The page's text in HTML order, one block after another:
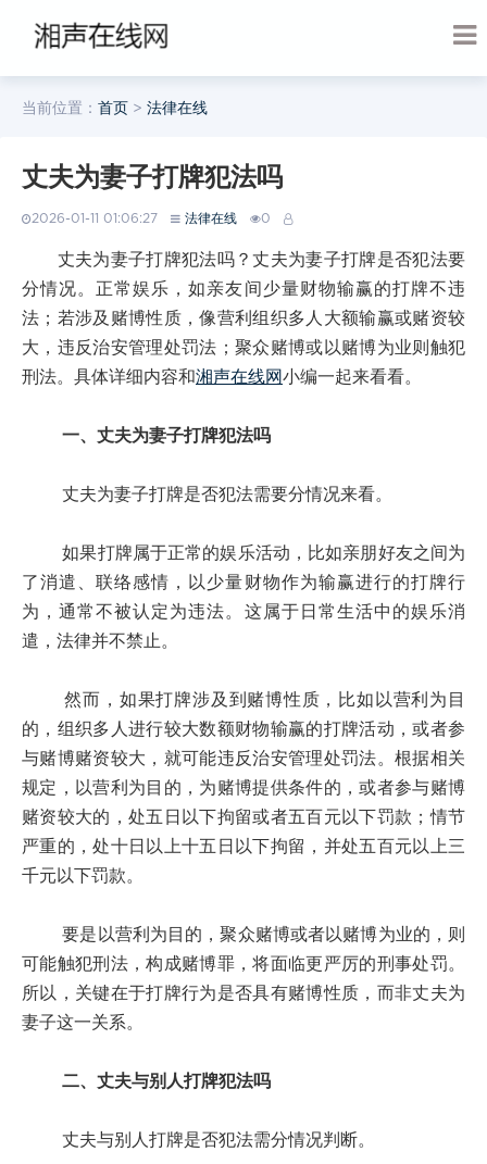
当前位置： 首页 > 法律在线
丈夫为妻子打牌犯法吗
2026-01-11 01:06:27 法律在线 0
丈夫为妻子打牌犯法吗？丈夫为妻子打牌是否犯法要
分情况。正常娱乐，如亲友间少量财物输赢的打牌不违
法；若涉及赌博性质，像营利组织多人大额输赢或赌资较
大，违反治安管理处罚法；聚众赌博或以赌博为业则触犯
刑法。具体详细内容和湘声在线网小编一起来看看。
一、丈夫为妻子打牌犯法吗
丈夫为妻子打牌是否犯法需要分情况来看。
如果打牌属于正常的娱乐活动，比如亲朋好友之间为
了消遣、联络感情，以少量财物作为输赢进行的打牌行
为，通常不被认定为违法。这属于日常生活中的娱乐消
遣，法律并不禁止。
然而，如果打牌涉及到赌博性质，比如以营利为目
的，组织多人进行较大数额财物输赢的打牌活动，或者参
与赌博赌资较大，就可能违反治安管理处罚法。根据相关
规定，以营利为目的，为赌博提供条件的，或者参与赌博
赌资较大的，处五日以下拘留或者五百元以下罚款；情节
严重的，处十日以上十五日以下拘留，并处五百元以上三
千元以下罚款。
要是以营利为目的，聚众赌博或者以赌博为业的，则
可能触犯刑法，构成赌博罪，将面临更严厉的刑事处罚。
所以，关键在于打牌行为是否具有赌博性质，而非丈夫为
妻子这一关系。
二、丈夫与别人打牌犯法吗
丈夫与别人打牌是否犯法需分情况判断。